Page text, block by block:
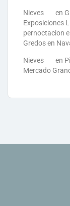
Nieves en
Exposiciones
pernoctacion
Gredos en
Nieves en
Mercado